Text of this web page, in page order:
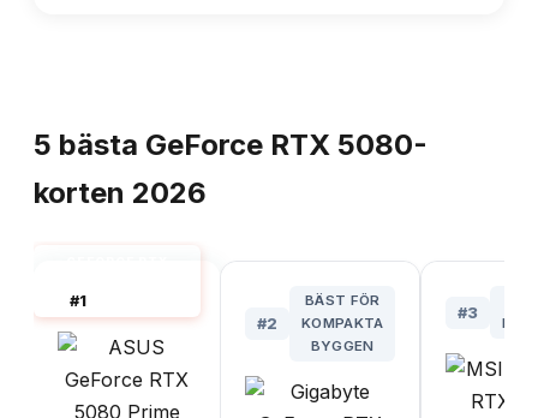
5 bästa GeForce RTX 5080-
korten 2026
#1
#2
BÄST FÖR
KOMPAKTA
BYGGEN
#3